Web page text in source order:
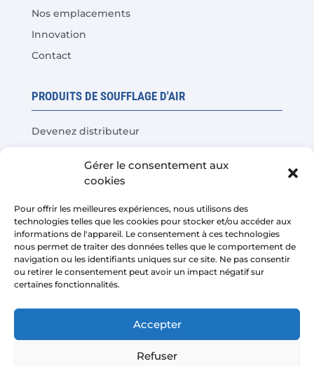
Gérer le consentement aux
cookies
Pour offrir les meilleures expériences, nous utilisons des
technologies telles que les cookies pour stocker et/ou accéder aux
informations de l'appareil. Le consentement à ces technologies
nous permet de traiter des données telles que le comportement de
navigation ou les identifiants uniques sur ce site. Ne pas consentir
ou retirer le consentement peut avoir un impact négatif sur
certaines fonctionnalités.
Accepter
Refuser
Nos emplacements
Innovation
Contact
PRODUITS DE SOUFFLAGE D'AIR
Devenez distributeur
Questions fréquentes
LÉGAL
Avis juridique
Politique de confidentialité
Conditions de vente de la plateforme